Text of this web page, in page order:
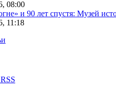
08:00
и 90 лет спустя: Музей
11:18